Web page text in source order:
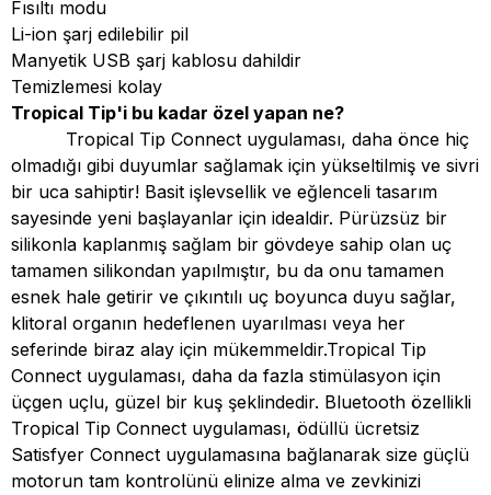
Fısıltı modu
Li-ion şarj edilebilir pil
Manyetik USB şarj kablosu dahildir
Temizlemesi kolay
Tropical Tip'i bu kadar özel yapan ne?
Tropical Tip Connect uygulaması, daha önce hiç
olmadığı gibi duyumlar sağlamak için yükseltilmiş ve sivri
bir uca sahiptir! Basit işlevsellik ve eğlenceli tasarım
sayesinde yeni başlayanlar için idealdir. Pürüzsüz bir
silikonla kaplanmış sağlam bir gövdeye sahip olan uç
tamamen silikondan yapılmıştır, bu da onu tamamen
esnek hale getirir ve çıkıntılı uç boyunca duyu sağlar,
klitoral organın hedeflenen uyarılması veya her
seferinde biraz alay için mükemmeldir.Tropical Tip
Connect uygulaması, daha da fazla stimülasyon için
üçgen uçlu, güzel bir kuş şeklindedir. Bluetooth özellikli
Tropical Tip Connect uygulaması, ödüllü ücretsiz
Satisfyer Connect uygulamasına bağlanarak size güçlü
motorun tam kontrolünü elinize alma ve zevkinizi